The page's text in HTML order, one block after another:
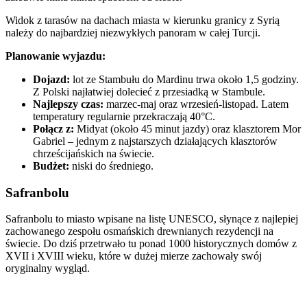
Widok z tarasów na dachach miasta w kierunku granicy z Syrią
należy do najbardziej niezwykłych panoram w całej Turcji.
Planowanie wyjazdu:
Dojazd: lot ze Stambułu do Mardinu trwa około 1,5 godziny.
Z Polski najłatwiej dolecieć z przesiadką w Stambule.
Najlepszy czas: marzec-maj oraz wrzesień-listopad. Latem
temperatury regularnie przekraczają 40°C.
Połącz z: Midyat (około 45 minut jazdy) oraz klasztorem Mor
Gabriel – jednym z najstarszych działających klasztorów
chrześcijańskich na świecie.
Budżet: niski do średniego.
Safranbolu
Safranbolu to miasto wpisane na listę UNESCO, słynące z najlepiej
zachowanego zespołu osmańskich drewnianych rezydencji na
świecie. Do dziś przetrwało tu ponad 1000 historycznych domów z
XVII i XVIII wieku, które w dużej mierze zachowały swój
oryginalny wygląd.